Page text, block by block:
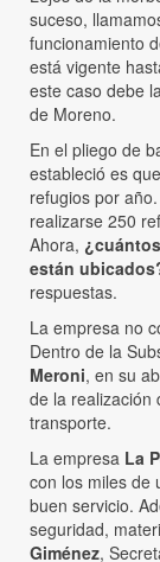
suceso,
funcionamiento
está vigente
este caso debe
de Moreno.
En el pliego de
estableció es
refugios por
realizarse 250
Ahora,
están
respuestas.
La empresa no
Dentro de la
Meroni, en su
de la realización
transporte.
La empresa La
con los miles de
buen servicio.
seguridad,
Giménez,